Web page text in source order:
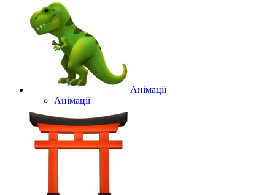
Анімації
Анімації